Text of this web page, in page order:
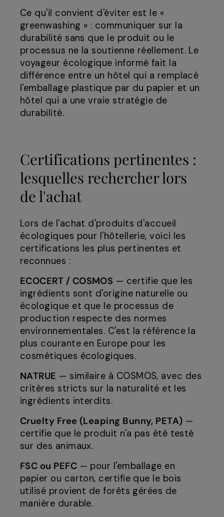
Ce qu'il convient d'éviter est le «
greenwashing » : communiquer sur la
durabilité sans que le produit ou le
processus ne la soutienne réellement. Le
voyageur écologique informé fait la
différence entre un hôtel qui a remplacé
l'emballage plastique par du papier et un
hôtel qui a une vraie stratégie de
durabilité.
Certifications pertinentes :
lesquelles rechercher lors
de l'achat
Lors de l'achat d'produits d'accueil
écologiques pour l'hôtellerie, voici les
certifications les plus pertinentes et
reconnues :
ECOCERT / COSMOS — certifie que les
ingrédients sont d'origine naturelle ou
écologique et que le processus de
production respecte des normes
environnementales. C'est la référence la
plus courante en Europe pour les
cosmétiques écologiques.
NATRUE — similaire à COSMOS, avec des
critères stricts sur la naturalité et les
ingrédients interdits.
Cruelty Free (Leaping Bunny, PETA) —
certifie que le produit n'a pas été testé
sur des animaux.
FSC ou PEFC — pour l'emballage en
papier ou carton, certifie que le bois
utilisé provient de forêts gérées de
manière durable.